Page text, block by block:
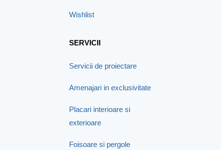
Wishlist
SERVICII
Servicii de proiectare
Amenajari in exclusivitate
Placari interioare si
exterioare
Foisoare si pergole